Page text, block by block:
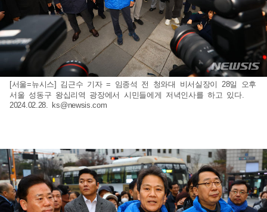
[서울=뉴시스] 김근수 기자 = 임종석 전 청와대 비서실장이 28일 오후
서울 성동구 왕십리역 광장에서 시민들에게 저녁인사를 하고 있다.
2024.02.28. ks@newsis.com